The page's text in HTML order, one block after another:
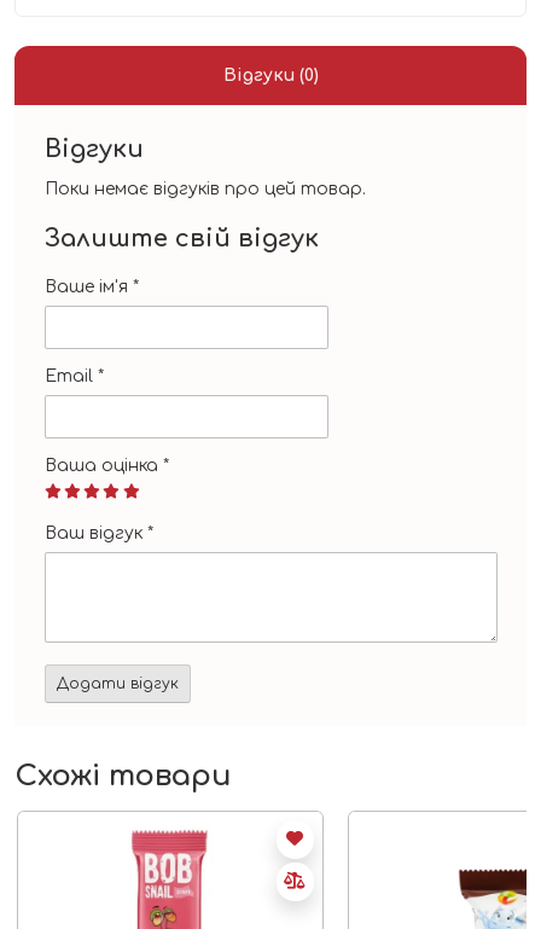
Відгуки (0)
Відгуки
Поки немає відгуків про цей товар.
Залиште свій відгук
Ваше ім'я *
Email *
Ваша оцінка *
Ваш відгук *
Схожі товари